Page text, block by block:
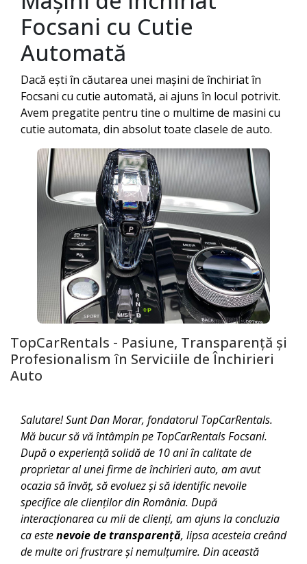
Focsani cu Cutie
Automată
Dacă ești în căutarea unei mașini de închiriat în
Focsani cu cutie automată, ai ajuns în locul potrivit.
Avem pregatite pentru tine o multime de masini cu
cutie automata, din absolut toate clasele de auto.
TopCarRentals - Pasiune, Transparență și
Profesionalism în Serviciile de Închirieri
Auto
Salutare! Sunt Dan Morar, fondatorul TopCarRentals.
Mă bucur să vă întâmpin pe TopCarRentalsFocsani.
După o experiență solidă de 10 ani în calitate de
proprietar al unei firme de închirieri auto, am avut
ocazia să învăț, să evoluez și să identific nevoile
specifice ale clienților din România. După
interacționarea cu mii de clienți, am ajuns la concluzia
ca estenevoie de transparență, lipsa acesteia creând
de multe ori frustrare și nemulțumire. Din această